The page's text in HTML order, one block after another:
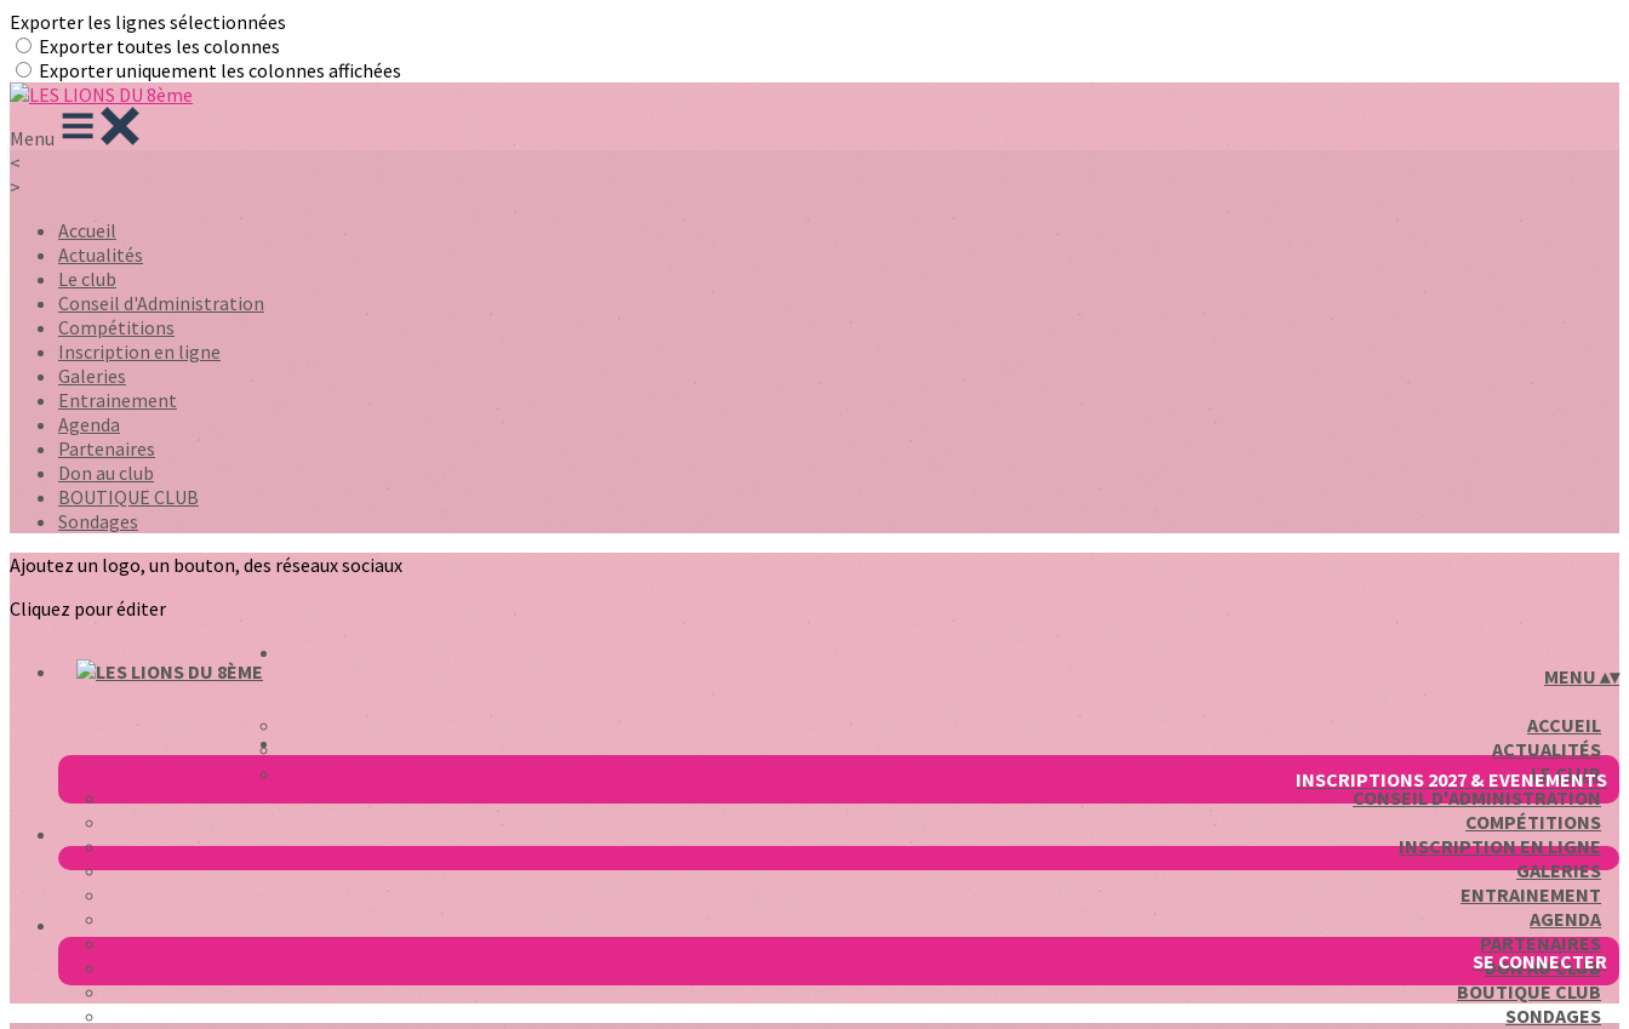
Exporter les lignes sélectionnées
Exporter toutes les colonnes
Exporter uniquement les colonnes affichées
Menu
<
>
Accueil
Actualités
Le club
Conseil d'Administration
Compétitions
Inscription en ligne
Galeries
Entrainement
Agenda
Partenaires
Don au club
BOUTIQUE CLUB
Sondages
Ajoutez un logo, un bouton, des réseaux sociaux
Cliquez pour éditer
MENU ▴▾
ACCUEIL
ACTUALITÉS
LE CLUB
CONSEIL D'ADMINISTRATION
COMPÉTITIONS
INSCRIPTION EN LIGNE
GALERIES
ENTRAINEMENT
AGENDA
PARTENAIRES
DON AU CLUB
BOUTIQUE CLUB
SONDAGES
INSCRIPTIONS 2027 & EVENEMENTS
SE CONNECTER